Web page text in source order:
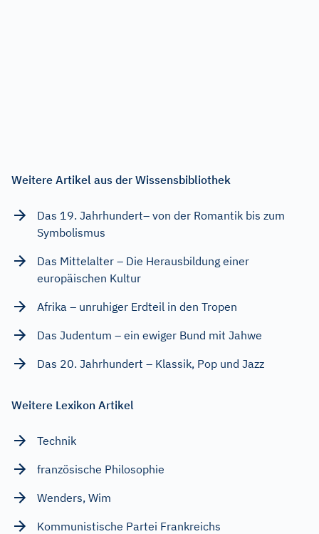
Weitere Artikel aus der Wissensbibliothek
Das 19. Jahrhundert– von der Romantik bis zum
Symbolismus
Das Mittelalter – Die Herausbildung einer
europäischen Kultur
Afrika – unruhiger Erdteil in den Tropen
Das Judentum – ein ewiger Bund mit Jahwe
Das 20. Jahrhundert – Klassik, Pop und Jazz
Weitere Lexikon Artikel
Technik
französische Philosophie
Wenders, Wim
Kommunistische Partei Frankreichs